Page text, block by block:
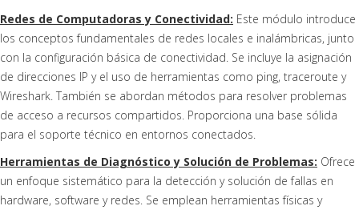
Redes de Computadoras y Conectividad: Este módulo introduce
los conceptos fundamentales de redes locales e inalámbricas, junto
con la configuración básica de conectividad. Se incluye la asignación
de direcciones IP y el uso de herramientas como ping, traceroute y
Wireshark. También se abordan métodos para resolver problemas
de acceso a recursos compartidos. Proporciona una base sólida
para el soporte técnico en entornos conectados.
Herramientas de Diagnóstico y Solución de Problemas: Ofrece
un enfoque sistemático para la detección y solución de fallas en
hardware, software y redes. Se emplean herramientas físicas y